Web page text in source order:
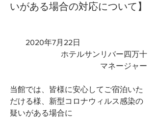
いがある場合の対応について】
2020年7月22日
ホテルサンリバー四万十
マネージャー
当館では、皆様に安心してご宿泊いた
だける様、新型コロナウィルス感染の
疑いがある場合に